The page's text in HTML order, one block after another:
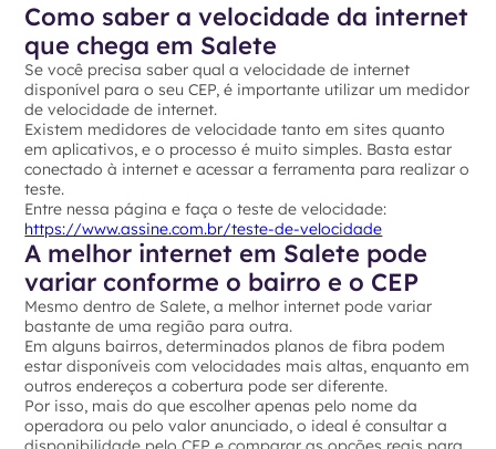
Como saber a velocidade da internet
que chega em Salete
Se você precisa saber qual a velocidade de internet
disponível para o seu CEP, é importante utilizar um medidor
de velocidade de internet.
Existem medidores de velocidade tanto em sites quanto
em aplicativos, e o processo é muito simples. Basta estar
conectado à internet e acessar a ferramenta para realizar o
teste.
Entre nessa página e faça o teste de velocidade:
https://www.assine.com.br/teste-de-velocidade
A melhor internet em Salete pode
variar conforme o bairro e o CEP
Mesmo dentro de Salete, a melhor internet pode variar
bastante de uma região para outra.
Em alguns bairros, determinados planos de fibra podem
estar disponíveis com velocidades mais altas, enquanto em
outros endereços a cobertura pode ser diferente.
Por isso, mais do que escolher apenas pelo nome da
operadora ou pelo valor anunciado, o ideal é consultar a